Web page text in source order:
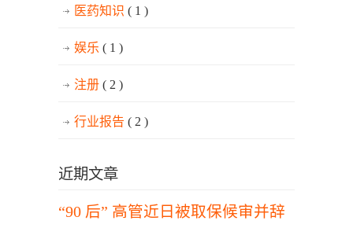
医药知识 ( 1 )
娱乐 ( 1 )
注册 ( 2 )
行业报告 ( 2 )
近期文章
“90 后” 高管近日被取保候审并辞